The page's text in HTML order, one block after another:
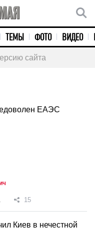
ТЕМЫ ФОТО ВИДЕО
сайта
ЕАЭС
15
Киев в нечестной